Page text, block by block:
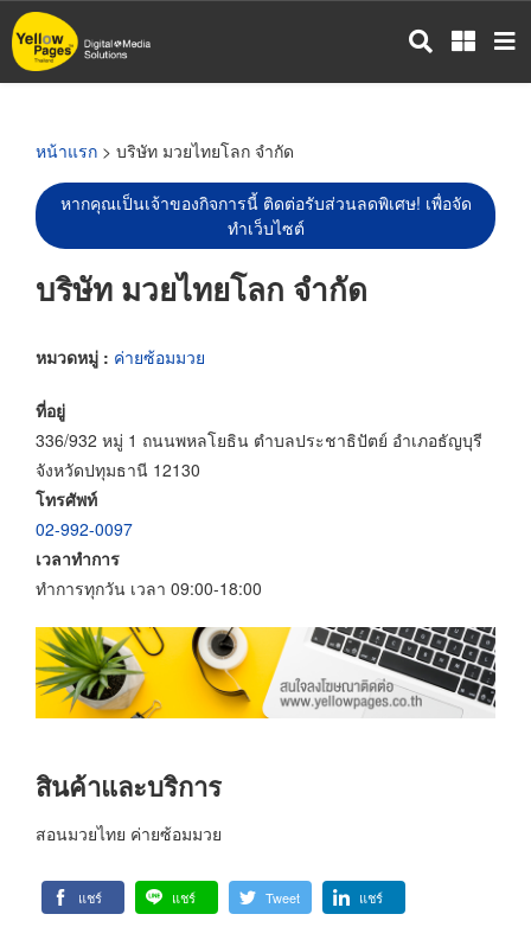
ข้าม
ไป
หน้าแรก > บริษัท มวยไทยโลก จำกัด
หากคุณเป็นเจ้าของกิจการนี้ ติดต่อรับส่วนลดพิเศษ! เพื่อจัด
ทำเว็บไซต์
บริษัท มวยไทยโลก จำกัด
หมวดหมู่ : ค่ายซ้อมมวย
ที่อยู่
336/932 หมู่ 1 ถนนพหลโยธิน ตำบลประชาธิปัตย์ อำเภอธัญบุรี
จังหวัดปทุมธานี 12130
โทรศัพท์
02-992-0097
เวลาทำการ
ทำการทุกวัน เวลา 09:00-18:00
สินค้าและบริการ
สอนมวยไทย ค่ายซ้อมมวย
แชร์ แชร์ Tweet แชร์